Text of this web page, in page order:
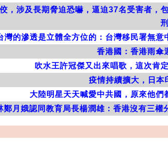
，涉及長期脅迫恐嚇，逼迫37名受害者
灣的滲透是立體全方位的：台灣移民署無
香港國：香港雨
吹水王許冠傑又出來唱歌，這次肯
疫情持續擴大，日本
大陸明星天天喊愛中共國，原來他們
鄭月娥認同教育局長楊潤雄：香港沒有三